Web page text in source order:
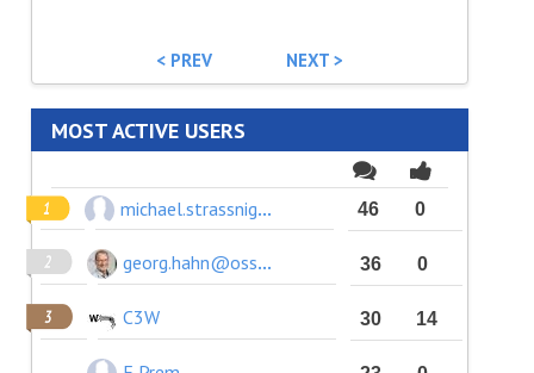
< PREV NEXT >
MOST ACTIVE USERS
michael.strassnig@wwtf.at 46 0
georg.hahn@ossbig.at 36 0
C3W 30 14